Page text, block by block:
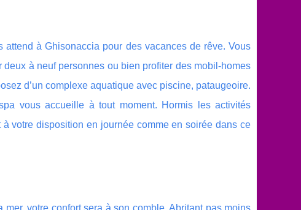
à Ghisonaccia pour des vacances de rêve. Vous
à neuf personnes ou bien profiter des mobil-homes
d’un complexe aquatique avec piscine, pataugeoire.
vous accueille à tout moment. Hormis les activités
votre disposition en journée comme en soirée dans ce
votre confort sera à son comble. Abritant pas moins